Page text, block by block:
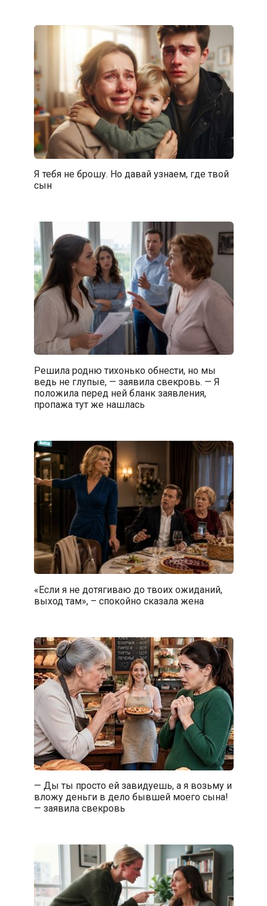
Я тебя не брошу. Но давай узнаем, где твой
сын
Решила родню тихонько обнести, но мы
ведь не глупые, — заявила свекровь. — Я
положила перед ней бланк заявления,
пропажа тут же нашлась
«Если я не дотягиваю до твоих ожиданий,
выход там», – спокойно сказала жена
— Ды ты просто ей завидуешь, а я возьму и
вложу деньги в дело бывшей моего сына!
— заявила свекровь